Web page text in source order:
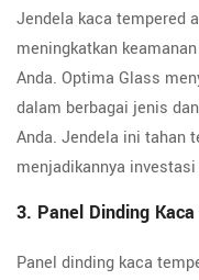
Jendela kaca tempered
meningkatkan
Anda. Optima Glass
dalam berbagai jenis
Anda. Jendela ini tahan
menjadikannya
3. Panel Dinding
Panel dinding kaca